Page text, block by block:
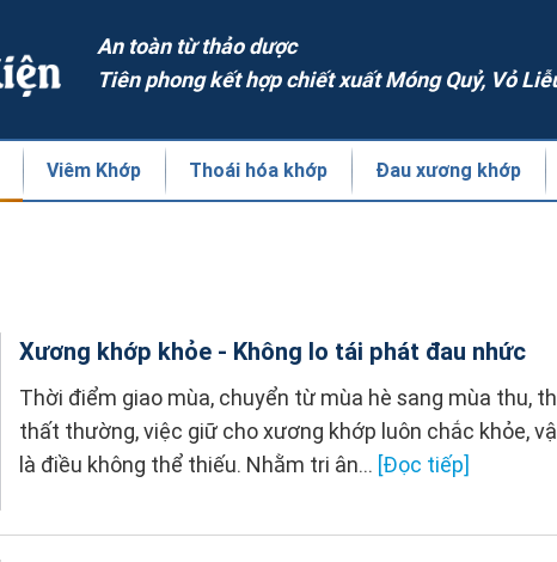
An toàn từ thảo dược
Tiên phong kết hợp chiết xuất Móng Quỷ, Vỏ
Viêm Khớp Thoái hóa khớp Đau xương khớp
Xương khớp khỏe - Không lo tái phát đau nhức
Thời điểm giao mùa, chuyển từ mùa hè sang mùa thu,
thất thường, việc giữ cho xương khớp luôn chắc khỏe,
là điều không thể thiếu. Nhằm tri ân... [Đọc tiếp]